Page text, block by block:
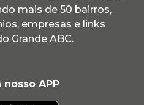
mais de 50 bairros,
empresas e links
Grande ABC.
nosso APP